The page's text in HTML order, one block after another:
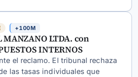
+100M
MANZANO LTDA. con
INTERNOS
el reclamo. El tribunal rechaza
las tasas individuales que